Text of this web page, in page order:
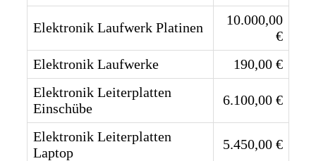
Elektronik Laufwerk Platinen
10.000,00
€
Elektronik Laufwerke
190,00 €
Elektronik Leiterplatten
Einschübe
6.100,00 €
Elektronik Leiterplatten
Laptop
5.450,00 €